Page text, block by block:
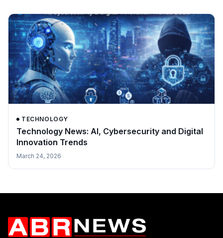
TECHNOLOGY
Technology News: AI, Cybersecurity and Digital
Innovation Trends
March 24, 2026